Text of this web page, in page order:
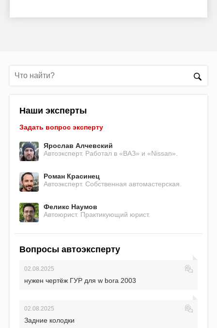
Наши эксперты
Задать вопрос эксперту
Ярослав Алчевский
Автоэксперт. Работал в «ВАЗ» и «Nissan».
Роман Красинец
Автоэксперт. Собственная автомастерская.
Феликс Наумов
Автоюрист. Практикующий юрист.
Вопросы автоэксперту
02.08.2025
нужен чертёж ГУР для w bora 2003
02.08.2025
Задние колодки